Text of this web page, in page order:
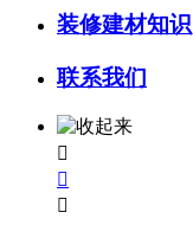
装修建材知识
联系我们


